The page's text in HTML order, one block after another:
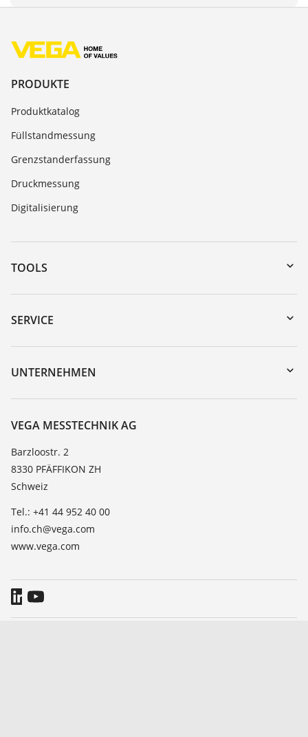
PRODUKTE
Produktkatalog
Füllstandmessung
Grenzstanderfassung
Druckmessung
Digitalisierung
TOOLS
Download-Center
Gerätesuche (Seriennummer)
DTM Collection/PACTware
SERVICE
Geräterücksendung
Trainings
TeamViewer
UNTERNEHMEN
Über VEGA
Kontakt
News
Presse
Blog
VEGA MESSTECHNIK AG
Barzloostr. 2
8330 PFÄFFIKON ZH
Schweiz
Tel.: +41 44 952 40 00
info.ch@vega.com
www.vega.com